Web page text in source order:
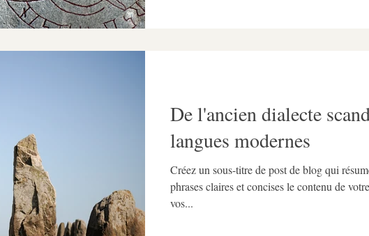
De l'ancien dialecte
langues modernes
Créez un sous-titre de post de blog qui
phrases claires et concises le contenu de
vos...